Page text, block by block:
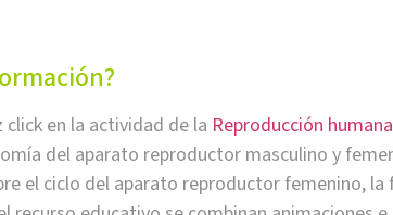
en la actividad de la Reproducción humana
del aparato reproductor masculino y
el ciclo del aparato reproductor femenino, la